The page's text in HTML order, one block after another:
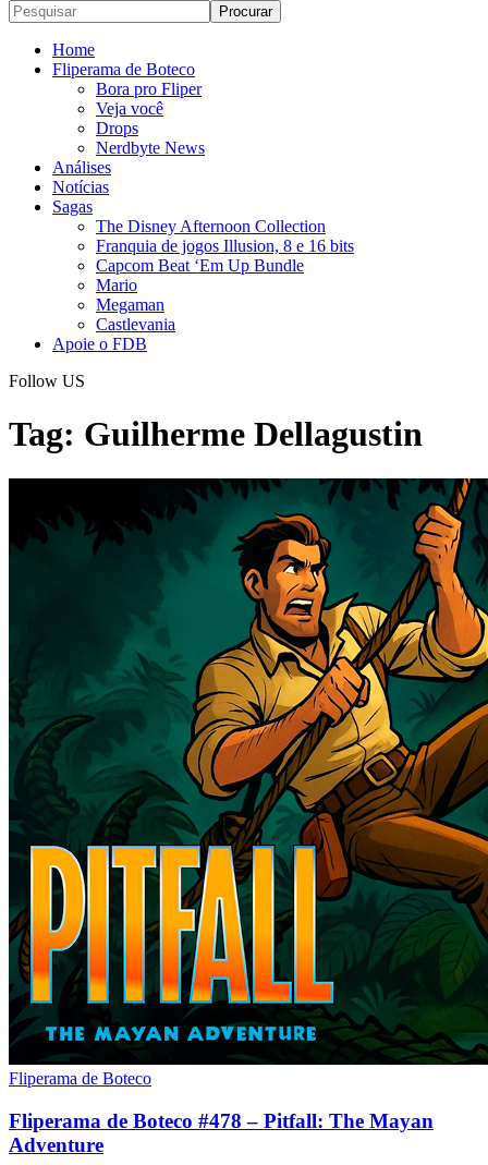
Home
Fliperama de Boteco
Bora pro Fliper
Veja você
Drops
Nerdbyte News
Análises
Notícias
Sagas
The Disney Afternoon Collection
Franquia de jogos Illusion, 8 e 16 bits
Capcom Beat ‘Em Up Bundle
Mario
Megaman
Castlevania
Apoie o FDB
Follow US
Tag: Guilherme Dellagustin
Fliperama de Boteco
Fliperama de Boteco #478 – Pitfall: The Mayan
Adventure